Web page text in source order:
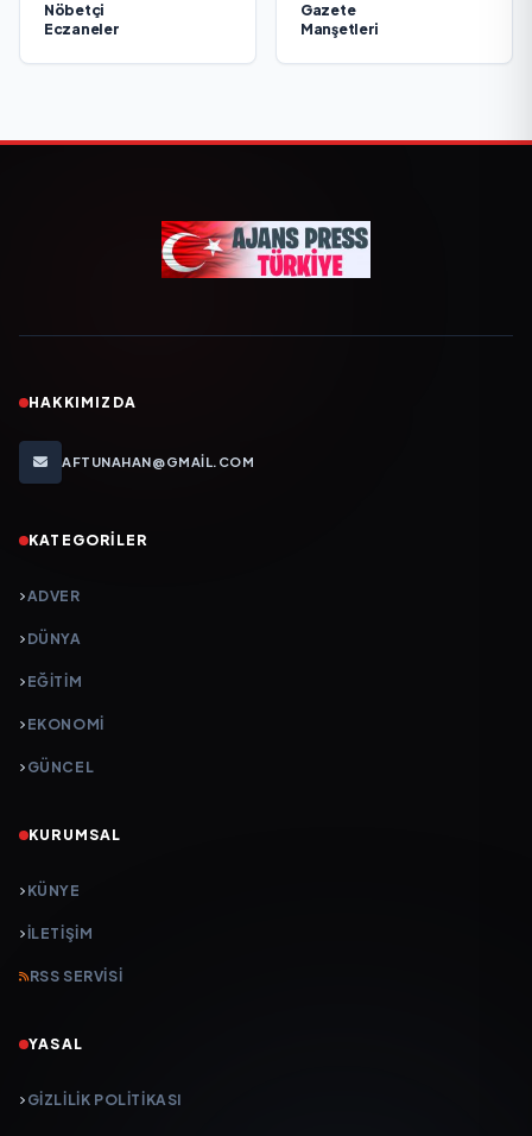
Nöbetçi
Eczaneler
Gazete
Manşetleri
HAKKIMIZDA
AFTUNAHAN@GMAIL.COM
KATEGORILER
ADVER
DÜNYA
EĞİTİM
EKONOMİ
GÜNCEL
KURUMSAL
KÜNYE
İLETIŞIM
RSS SERVISI
YASAL
GIZLILIK POLITIKASI